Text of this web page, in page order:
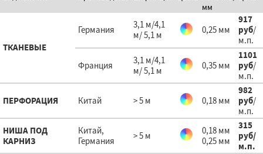
мм
ТКАНЕВЫЕ
Германия
3,1 м/4,1
м/ 5,1 м
0,25 мм
917
руб/
м.п.
Франция
3,1 м/4,1
м/ 5,1 м
0,35 мм
1101
руб/
м.п.
ПЕРФОРАЦИЯ Китай > 5 м 0,18 мм
982
руб/
м.п.
НИША ПОД
КАРНИЗ
Китай,
Германия
> 5 м
0,18 мм
0,25 мм
315
руб/
м.п.